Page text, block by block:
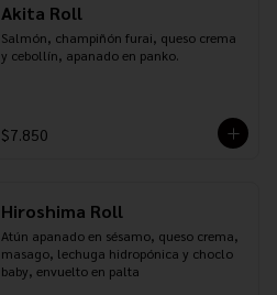
Akita Roll
Salmón, champiñón furai, queso crema
y cebollín, apanado en panko.
$7.850
Hiroshima Roll
Atún apanado en sésamo, queso crema,
masago, lechuga hidropónica y choclo
baby, envuelto en palta